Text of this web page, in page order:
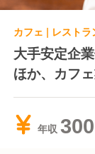
カフェ | レスト
大手安定企
ほか、カフ
す。福利厚
族をお持ち
年収